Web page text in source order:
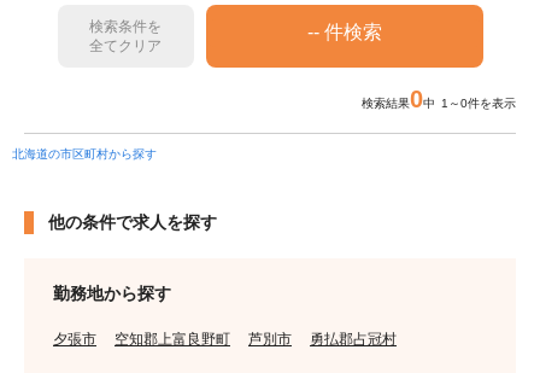
検索条件を
全てクリア
検索結果0中 1～0件を表示
北海道の市区町村から探す
他の条件で求人を探す
勤務地から探す
夕張市 空知郡上富良野町 芦別市 勇払郡占冠村